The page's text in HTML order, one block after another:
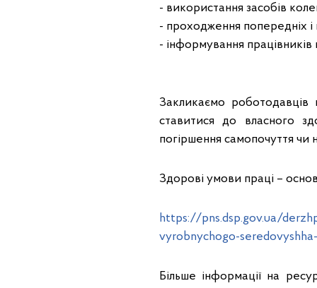
- використання засобів
- проходження попередніх і
- інформування
Закликаємо роботодавців
ставитися до власного
погіршення самопочуття чи
Здорові умови праці –
https://pns.dsp.gov.ua/
vyrobnychogo-
Більше інформації на